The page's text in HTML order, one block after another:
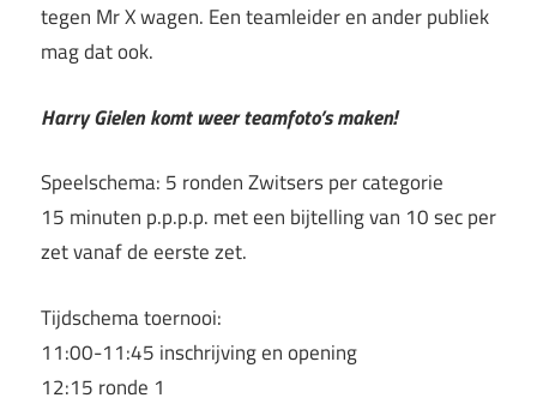
tegen Mr X wagen. Een teamleider en ander publiek
mag dat ook.
Harry Gielen komt weer teamfoto’s maken!
Speelschema: 5 ronden Zwitsers per categorie
15 minuten p.p.p.p. met een bijtelling van 10 sec per
zet vanaf de eerste zet.
Tijdschema toernooi:
11:00-11:45 inschrijving en opening
12:15 ronde 1